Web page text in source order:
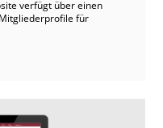
verfügt über einen
für